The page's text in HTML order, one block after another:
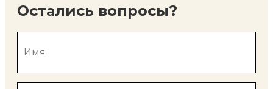
Остались вопросы?